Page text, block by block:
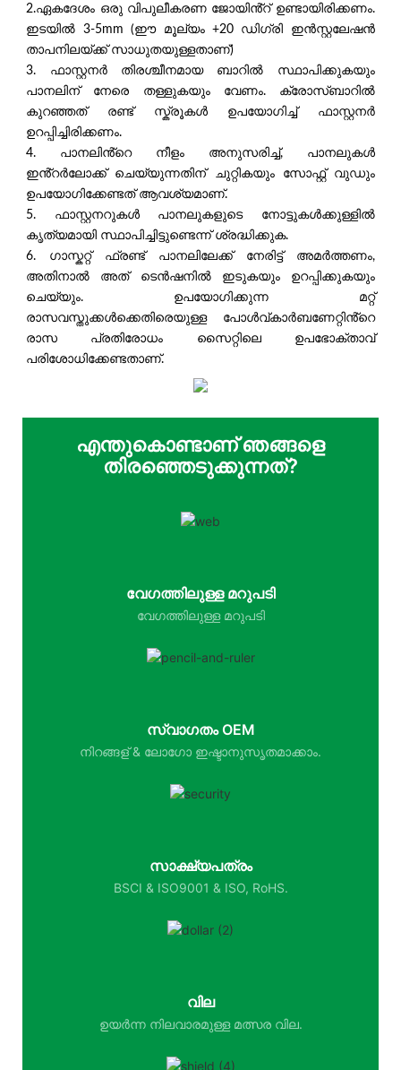
2.ഏകദേശം ഒരു വിപുലീകരണ ജോയിൻ്റ് ഉണ്ടായിരിക്കണം.
ഇടയിൽ 3-5mm (ഈ മൂല്യം +20 ഡിഗ്രി ഇൻസ്റ്റലേഷൻ
താപനിലയ്ക്ക് സാധുതയുള്ളതാണ്)
3. ഫാസ്റ്റനർ തിരശ്ചീനമായ ബാറിൽ സ്ഥാപിക്കുകയും
പാനലിന് നേരെ തള്ളുകയും വേണം. ക്രോസ്ബാറിൽ
കുറഞ്ഞത് രണ്ട് സ്ക്രൂകൾ ഉപയോഗിച്ച് ഫാസ്റ്റനർ
ഉറപ്പിച്ചിരിക്കണം.
4. പാനലിൻ്റെ നീളം അനുസരിച്ച്, പാനലുകൾ
ഇൻ്റർലോക്ക് ചെയ്യുന്നതിന് ചുറ്റികയും സോഫ്റ്റ് വുഡും
ഉപയോഗിക്കേണ്ടത് ആവശ്യമാണ്.
5. ഫാസ്റ്റനറുകൾ പാനലുകളുടെ നോട്ടുകൾക്കുള്ളിൽ
കൃത്യമായി സ്ഥാപിച്ചിട്ടുണ്ടെന്ന് ശ്രദ്ധിക്കുക.
6. ഗാസ്കറ്റ് ഫ്രണ്ട് പാനലിലേക്ക് നേരിട്ട് അമർത്തണം,
അതിനാൽ അത് ടെൻഷനിൽ ഇടുകയും ഉറപ്പിക്കുകയും
ചെയ്യും. ഉപയോഗിക്കുന്ന മറ്റ്
രാസവസ്തുക്കൾക്കെതിരെയുള്ള പോൾവ്കാർബണേറ്റിൻ്റെ
രാസ പ്രതിരോധം സൈറ്റിലെ ഉപഭോക്താവ്
പരിശോധിക്കേണ്ടതാണ്.
എന്തുകൊണ്ടാണ് ഞങ്ങളെ
തിരഞ്ഞെടുക്കുന്നത്?
വേഗത്തിലുള്ള മറുപടി
വേഗത്തിലുള്ള മറുപടി
സ്വാഗതം OEM
നിറങ്ങള് & ലോഗോ ഇഷ്ടാനുസൃതമാക്കാം.
സാക്ഷ്യപത്രം
BSCI & ISO9001 & ISO, RoHS.
വില
ഉയർന്ന നിലവാരമുള്ള മത്സര വില.